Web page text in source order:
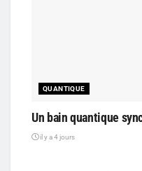
QUANTIQUE
Un bain quantique
il y a 4 jours